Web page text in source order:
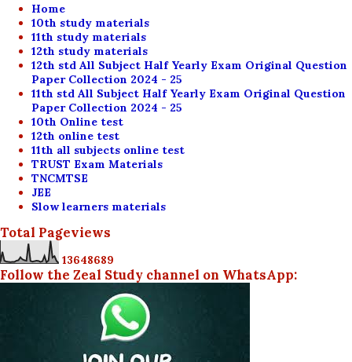
Home
10th study materials
11th study materials
12th study materials
12th std All Subject Half Yearly Exam Original Question
Paper Collection 2024 - 25
11th std All Subject Half Yearly Exam Original Question
Paper Collection 2024 - 25
10th Online test
12th online test
11th all subjects online test
TRUST Exam Materials
TNCMTSE
JEE
Slow learners materials
Total Pageviews
13648689
Follow the Zeal Study channel on WhatsApp: